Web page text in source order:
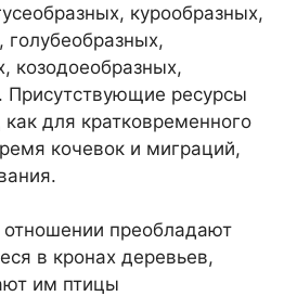
курообразных,
козодоеобразных,
Присутствующие ресурсы
для кратковременного
кочевок и миграций,
отношении преобладают
в кронах деревьев,
им птицы